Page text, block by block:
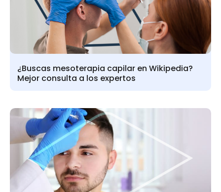
¿Buscas mesoterapia capilar en Wikipedia?
Mejor consulta a los expertos